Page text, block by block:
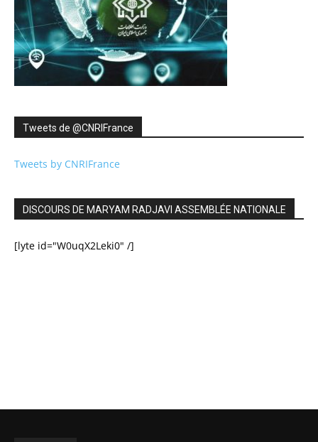
Tweets de ‎@CNRIFrance
Tweets by CNRIFrance
DISCOURS DE MARYAM RADJAVI ASSEMBLÉE NATIONALE
[lyte id="W0uqX2Leki0" /]